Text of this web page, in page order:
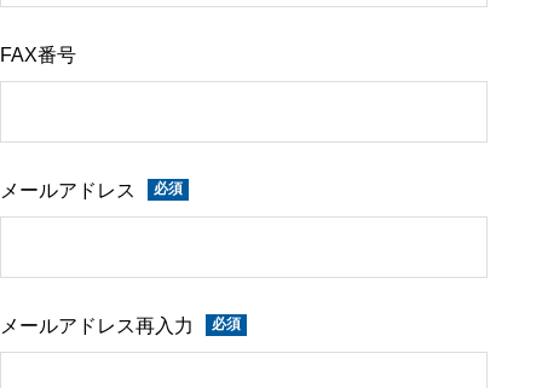
FAX番号
メールアドレス
メールアドレス再入力